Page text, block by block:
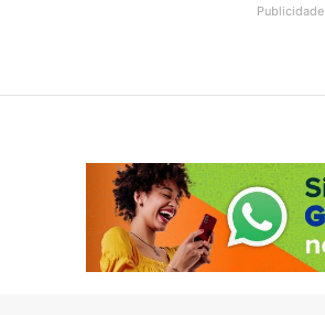
Publicidade